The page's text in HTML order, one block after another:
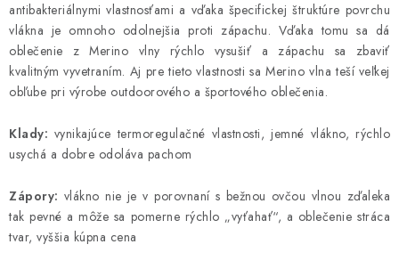
antibakteriálnymi vlastnosťami a vďaka špecifickej štruktúre povrchu
vlákna je omnoho odolnejšia proti zápachu. Vďaka tomu sa dá
oblečenie z Merino vlny rýchlo vysušiť a zápachu sa zbaviť
kvalitným vyvetraním. Aj pre tieto vlastnosti sa Merino vlna teší veľkej
obľube pri výrobe outdoorového a športového oblečenia.
Klady: vynikajúce termoregulačné vlastnosti, jemné vlákno, rýchlo
usychá a dobre odoláva pachom
Zápory: vlákno nie je v porovnaní s bežnou ovčou vlnou zďaleka
tak pevné a môže sa pomerne rýchlo „vyťahať“, a oblečenie stráca
tvar, vyššia kúpna cena